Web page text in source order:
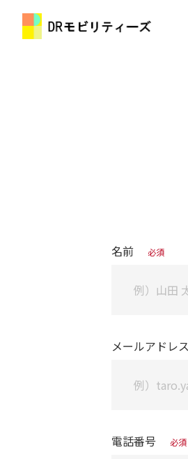
名前 必須
メールアドレス
電話番号 必須